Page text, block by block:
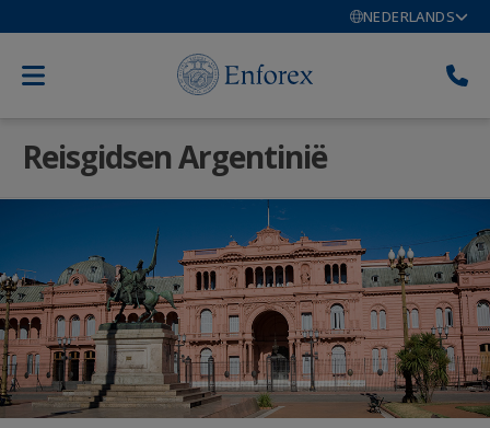
NEDERLANDS
Reisgidsen Argentinië